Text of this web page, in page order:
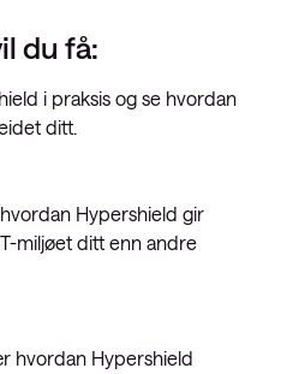
du få:
i praksis og se hvordan
ditt.
Hypershield gir
miljøet ditt enn andre
hvordan Hypershield